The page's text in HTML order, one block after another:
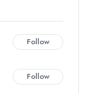
Follow
Follow